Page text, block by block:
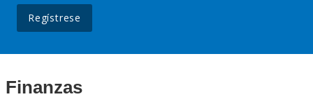
Regístrese
Finanzas